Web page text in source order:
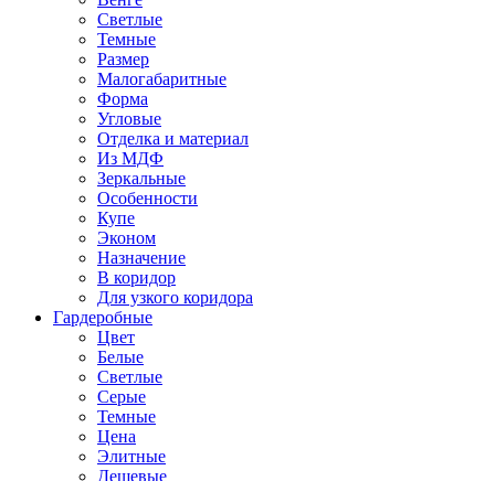
Светлые
Темные
Размер
Малогабаритные
Форма
Угловые
Отделка и материал
Из МДФ
Зеркальные
Особенности
Купе
Эконом
Назначение
В коридор
Для узкого коридора
Гардеробные
Цвет
Белые
Светлые
Серые
Темные
Цена
Элитные
Дешевые